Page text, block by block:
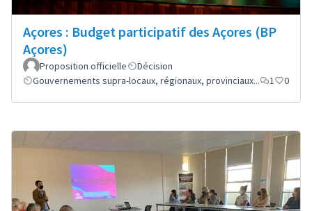
Açores : Budget participatif des Açores (BP
Açores)
Proposition officielle
Décision
Gouvernements supra-locaux, régionaux, provinciaux...
1 0